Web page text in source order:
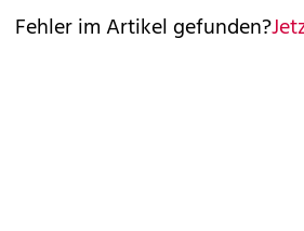
Fehler im Artikel gefunden?